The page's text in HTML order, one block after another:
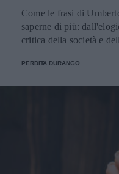
Come le frasi di
saperne di più:
critica della società e
PERDITA DURANGO